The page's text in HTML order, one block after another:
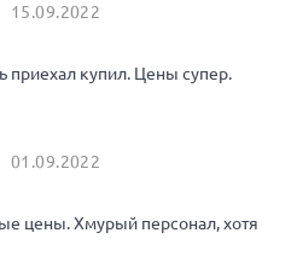
15.09.2022
приехал купил. Цены супер.
01.09.2022
цены. Хмурый персонал, хотя